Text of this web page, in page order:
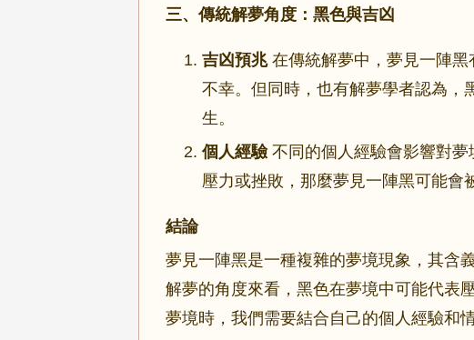
三、傳統解夢角度：黑色與吉凶
吉凶預兆在傳統解夢中，夢見一陣黑
不幸。但同時，也有解夢學者認為，
生。
個人經驗不同的個人經驗會影響對夢
壓力或挫敗，那麼夢見一陣黑可能會
結論
夢見一陣黑是一種複雜的夢境現象，其含
解夢的角度來看，黑色在夢境中可能代表
夢境時，我們需要結合自己的個人經驗和